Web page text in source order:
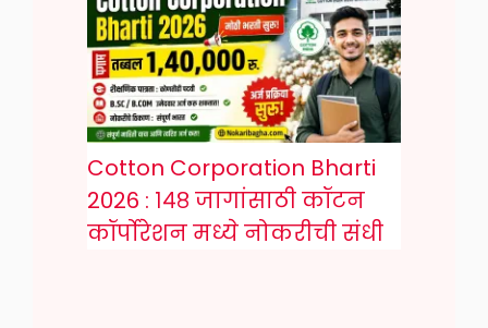
Cotton Corporation Bharti
2026 : १४८ जागांसाठी कॉटन
कॉर्पोरेशन मध्ये नोकरीची संधी